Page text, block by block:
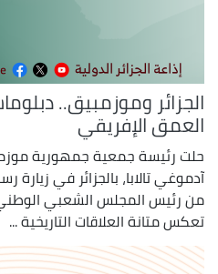
الجزائر وموزمبيق..
العمق الإفريقي
حلت رئيسة جمعية جمهورية
آدموغي تالابا، بالجزائر في
من رئيس المجلس الشعبي
تعكس متانة العلاقات التاريخية ...